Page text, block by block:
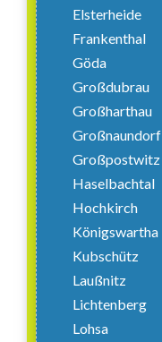
Elsterheide
Frankenthal
Göda
Großdubrau
Großharthau
Großnaundorf
Großpostwitz
Haselbachtal
Hochkirch
Königswartha
Kubschütz
Laußnitz
Lichtenberg
Lohsa